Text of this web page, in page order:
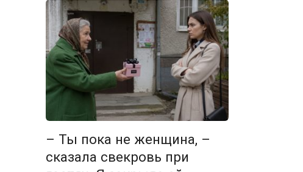
– Ты пока не женщина, –
сказала свекровь при